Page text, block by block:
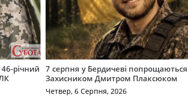
річний
7 серпня у Бердичеві попрощаються
Захисником Дмитром Плаксюком
Четвер, 6 Серпня, 2026